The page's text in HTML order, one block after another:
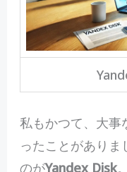
私もかつて、大事
ったことがありま
のがYandex Disk